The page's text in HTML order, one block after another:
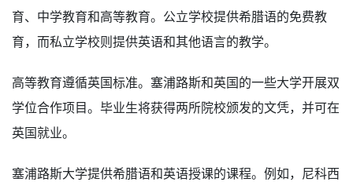
育、中学教育和高等教育。公立学校提供希腊语的免费教
育，而私立学校则提供英语和其他语言的教学。
高等教育遵循英国标准。塞浦路斯和英国的一些大学开展双
学位合作项目。毕业生将获得两所院校颁发的文凭，并可在
英国就业。
塞浦路斯大学提供希腊语和英语授课的课程。例如，尼科西